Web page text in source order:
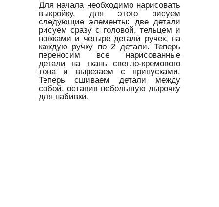
Для начала необходимо нарисовать
выкройку, для этого рисуем
следующие элементы: две детали
рисуем сразу с головой, тельцем и
ножками и четыре детали ручек, на
каждую ручку по 2 детали. Теперь
переносим все нарисованные
детали на ткань светло-кремового
тона и вырезаем с припусками.
Теперь сшиваем детали между
собой, оставив небольшую дырочку
для набивки.